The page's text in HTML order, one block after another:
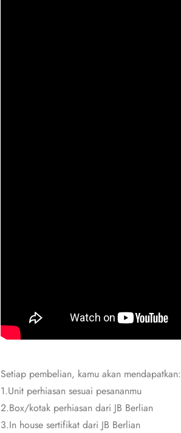
Setiap pembelian, kamu akan mendapatkan:
1.Unit perhiasan sesuai pesananmu
2.Box/kotak perhiasan dari JB Berlian
3.In house sertifikat dari JB Berlian